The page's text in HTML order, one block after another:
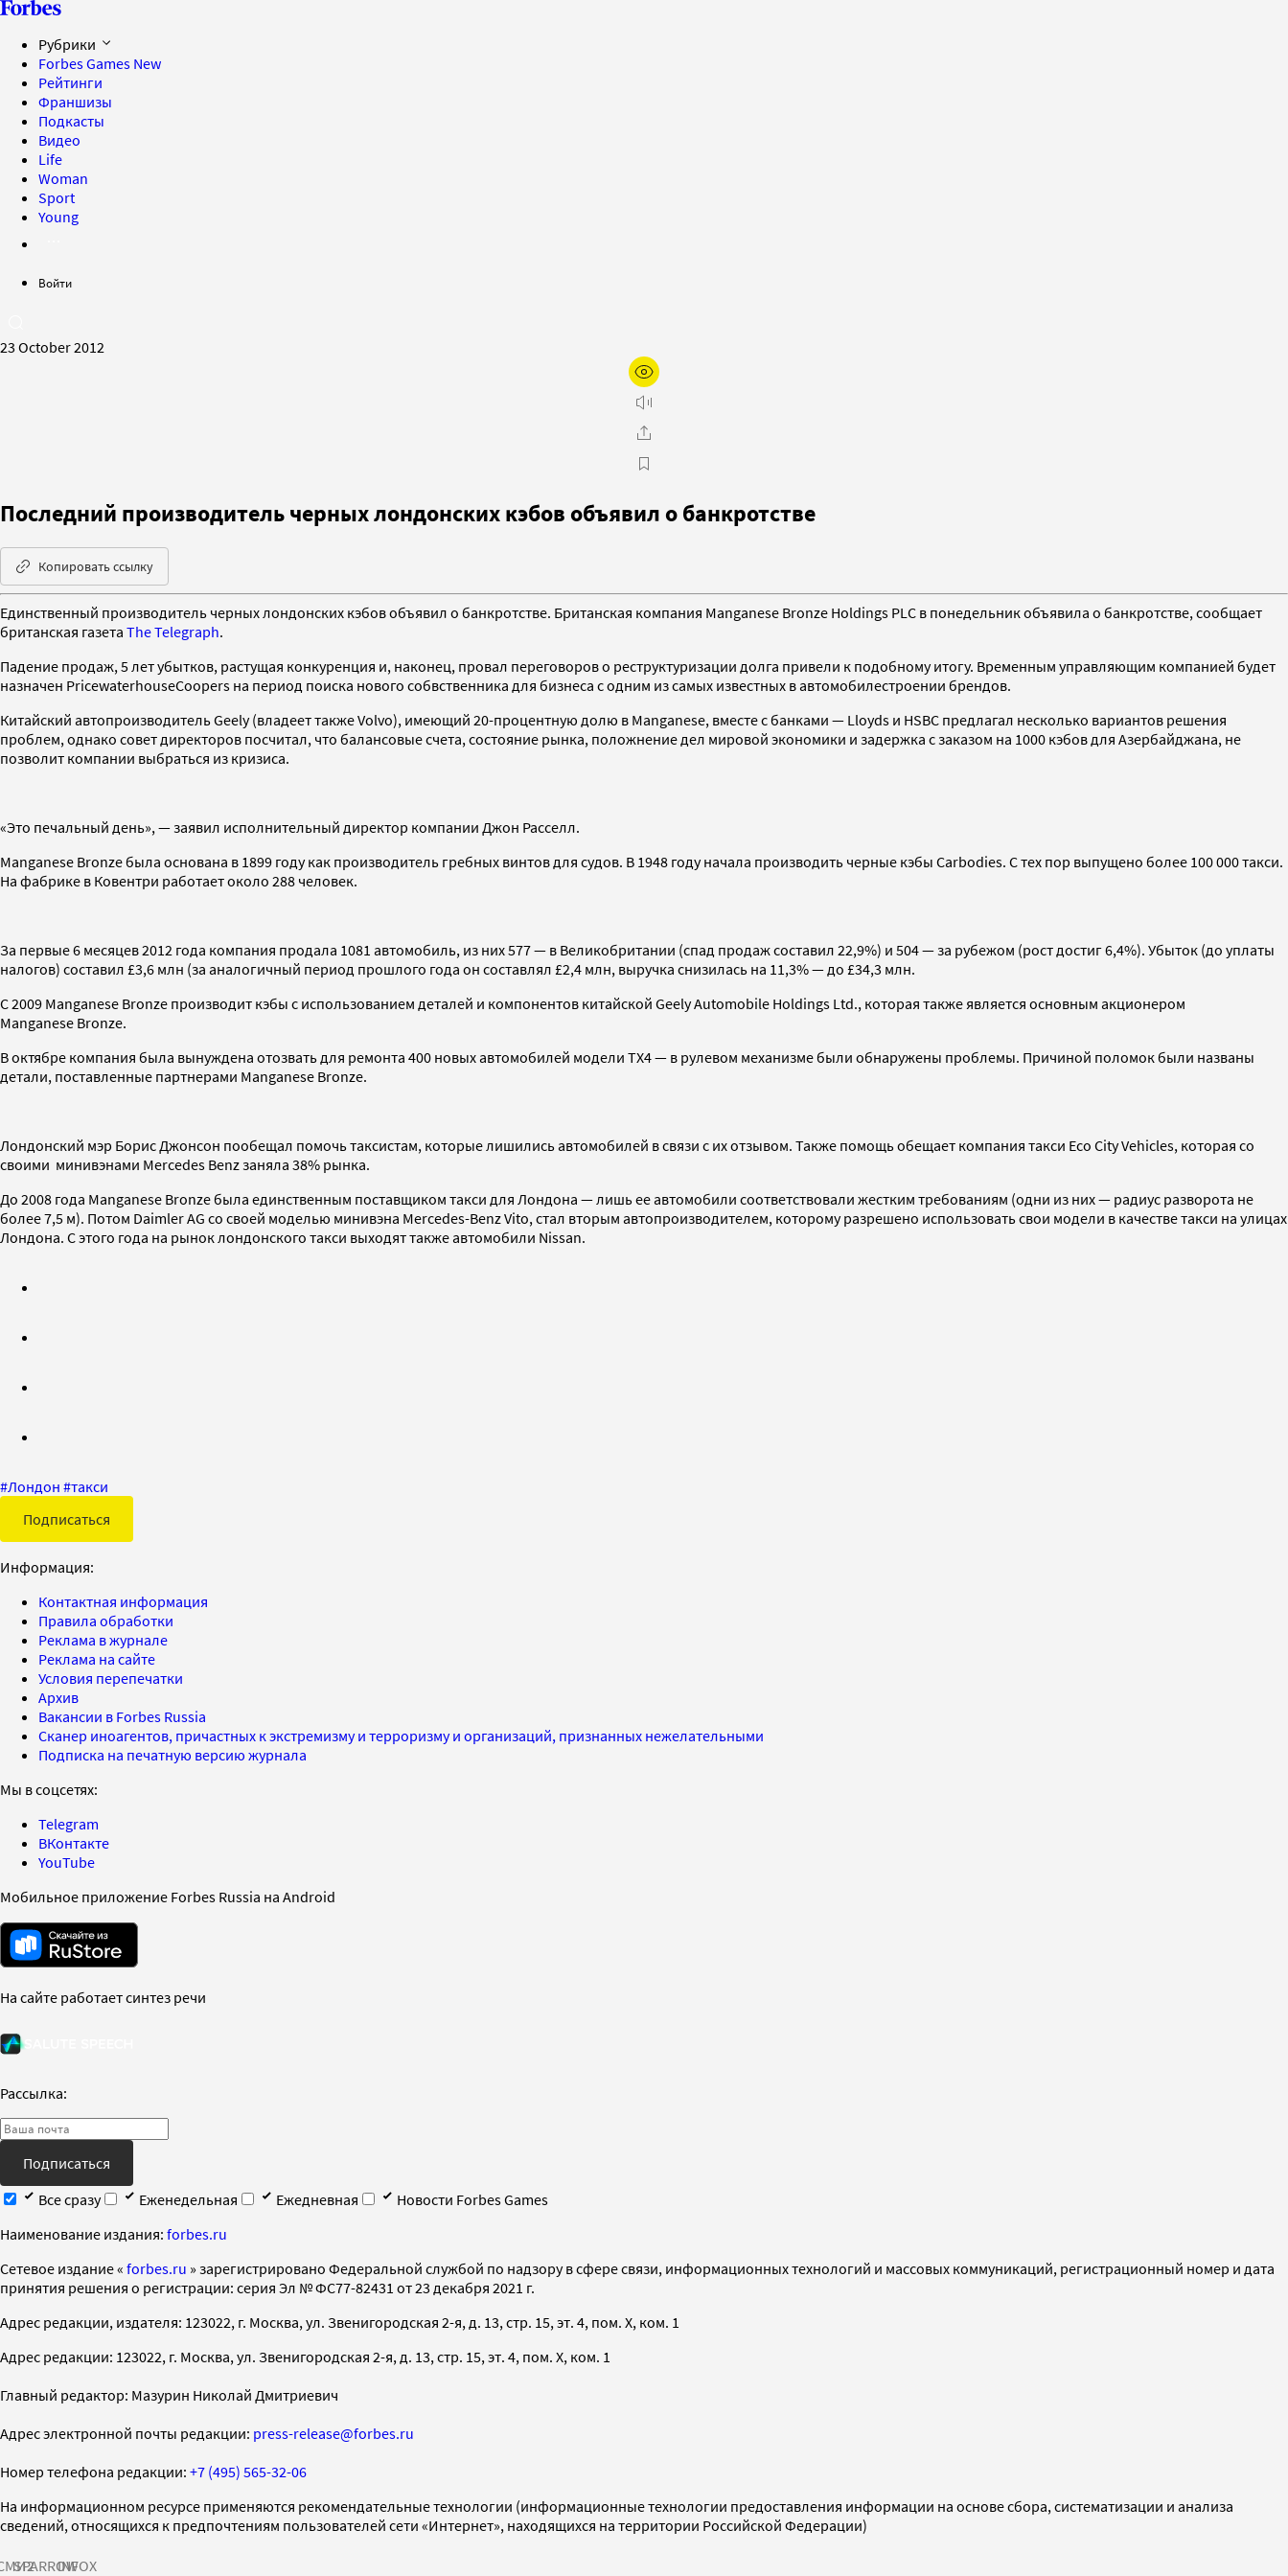
Рубрики
Forbes Games New
Рейтинги
Франшизы
Подкасты
Видео
Life
Woman
Sport
Young
Войти
23 October 2012
Последний производитель черных лондонских кэбов объявил о банкротстве
Копировать ссылку
Единственный производитель черных лондонских кэбов объявил о банкротстве. Британская компания Manganese Bronze Holdings PLC в понедельник объявила о банкротстве, сообщает
британская газета The Telegraph.
Падение продаж, 5 лет убытков, растущая конкуренция и, наконец, провал переговоров о реструктуризации долга привели к подобному итогу. Временным управляющим компанией будет
назначен PricewaterhouseCoopers на период поиска нового собвственника для бизнеса с одним из самых известных в автомобилестроении брендов.
Китайский автопроизводитель Geely (владеет также Volvo), имеющий 20-процентную долю в Manganese, вместе с банками — Lloyds и HSBC предлагал несколько вариантов решения
проблем, однако совет директоров посчитал, что балансовые счета, состояние рынка, положнение дел мировой экономики и задержка с заказом на 1000 кэбов для Азербайджана, не
позволит компании выбраться из кризиса.
«Это печальный день», — заявил исполнительный директор компании Джон Расселл.
Manganese Bronze была основана в 1899 году как производитель гребных винтов для судов. В 1948 году начала производить черные кэбы Carbodies. С тех пор выпущено более 100 000 такси.
На фабрике в Ковентри работает около 288 человек.
За первые 6 месяцев 2012 года компания продала 1081 автомобиль, из них 577 — в Великобритании (спад продаж составил 22,9%) и 504 — за рубежом (рост достиг 6,4%). Убыток (до уплаты
налогов) составил £3,6 млн (за аналогичный период прошлого года он составлял £2,4 млн, выручка снизилась на 11,3% — до £34,3 млн.
С 2009 Manganese Bronze производит кэбы с использованием деталей и компонентов китайской Geely Automobile Holdings Ltd., которая также является основным акционером
Manganese Bronze.
В октябре компания была вынуждена отозвать для ремонта 400 новых автомобилей модели TX4 — в рулевом механизме были обнаружены проблемы. Причиной поломок были названы
детали, поставленные партнерами Manganese Bronze.
Лондонский мэр Борис Джонсон пообещал помочь таксистам, которые лишились автомобилей в связи с их отзывом. Также помощь обещает компания такси Eco City Vehicles, которая со
своими минивэнами Mercedes Benz заняла 38% рынка.
До 2008 года Manganese Bronze была единственным поставщиком такси для Лондона — лишь ее автомобили соответствовали жестким требованиям (одни из них — радиус разворота не
более 7,5 м). Потом Daimler AG со своей моделью минивэна Mercedes-Benz Vito, стал вторым автопроизводителем, которому разрешено использовать свои модели в качестве такси на улицах
Лондона. С этого года на рынок лондонского такси выходят также автомобили Nissan.
#Лондон #такси
Подписаться
Информация:
Контактная информация
Правила обработки
Реклама в журнале
Реклама на сайте
Условия перепечатки
Архив
Вакансии в Forbes Russia
Сканер иноагентов, причастных к экстремизму и терроризму и организаций, признанных нежелательными
Подписка на печатную версию журнала
Мы в соцсетях:
Telegram
ВКонтакте
YouTube
Мобильное приложение Forbes Russia на Android
На сайте работает синтез речи
Рассылка:
Подписаться
Все сразу
Еженедельная Ежедневная
Новости Forbes Games
Наименование издания: forbes.ru
Cетевое издание « forbes.ru » зарегистрировано Федеральной службой по надзору в сфере связи, информационных технологий и массовых коммуникаций, регистрационный номер и дата
принятия решения о регистрации: серия Эл № ФС77-82431 от 23 декабря 2021 г.
Адрес редакции, издателя: 123022, г. Москва, ул. Звенигородская 2-я, д. 13, стр. 15, эт. 4, пом. X, ком. 1
Адрес редакции: 123022, г. Москва, ул. Звенигородская 2-я, д. 13, стр. 15, эт. 4, пом. X, ком. 1
Главный редактор: Мазурин Николай Дмитриевич
Адрес электронной почты редакции: press-release@forbes.ru
Номер телефона редакции: +7 (495) 565-32-06
На информационном ресурсе применяются рекомендательные технологии (информационные технологии предоставления информации на основе сбора, систематизации и анализа
сведений, относящихся к предпочтениям пользователей сети «Интернет», находящихся на территории Российской Федерации)
SPARROWINFOX